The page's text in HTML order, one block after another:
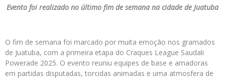
Evento foi realizado no último fim de semana na cidade de Juatuba
O fim de semana foi marcado por muita emoção nos gramados
de Juatuba, com a primeira etapa do Craques League Saudali
Powerade 2025. O evento reuniu equipes de base e amadoras
em partidas disputadas, torcidas animadas e uma atmosfera de